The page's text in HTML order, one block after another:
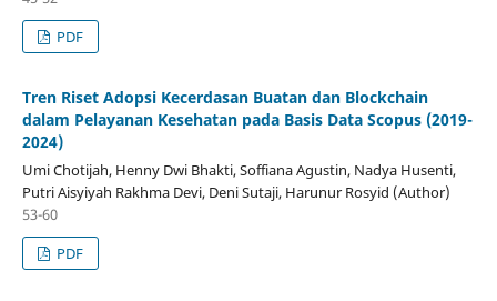
PDF
Tren Riset Adopsi Kecerdasan Buatan dan Blockchain
dalam Pelayanan Kesehatan pada Basis Data Scopus (2019-
2024)
Umi Chotijah, Henny Dwi Bhakti, Soffiana Agustin, Nadya Husenti,
Putri Aisyiyah Rakhma Devi, Deni Sutaji, Harunur Rosyid (Author)
53-60
PDF